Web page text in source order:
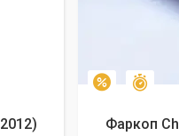
–2%
Фаркоп